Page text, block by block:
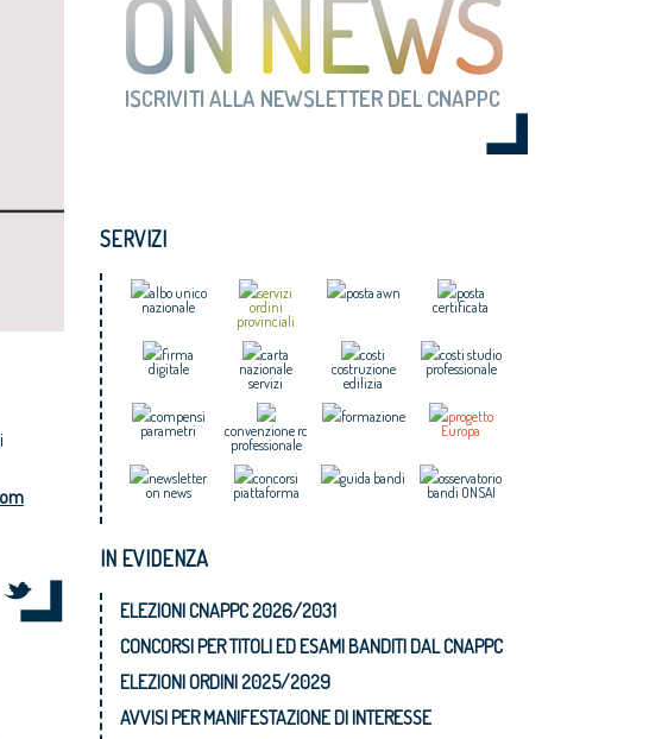
SERVIZI
albo unico
nazionale
servizi
ordini
provinciali
posta awn
posta
certificata
firma
digitale
carta
nazionale
servizi
costi
costruzione
edilizia
costi studio
professionale
compensi
parametri
convenzione rc
professionale
formazione
progetto
Europa
newsletter
on news
concorsi
piattaforma
guida bandi
osservatorio
bandi ONSAI
IN EVIDENZA
ELEZIONI CNAPPC 2026/2031
CONCORSI PER TITOLI ED ESAMI BANDITI DAL CNAPPC
ELEZIONI ORDINI 2025/2029
AVVISI PER MANIFESTAZIONE DI INTERESSE